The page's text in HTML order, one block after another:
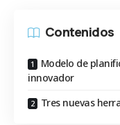
Contenidos
Modelo de
innovador
Tres nuevas